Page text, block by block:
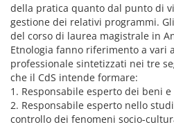
della pratica quanto dal punto di
gestione dei relativi programmi.
del corso di laurea magistrale in
Etnologia fanno riferimento a vari
professionale sintetizzati nei tre
che il CdS intende formare:
1. Responsabile esperto dei beni
2. Responsabile esperto nello
controllo dei fenomeni socio-